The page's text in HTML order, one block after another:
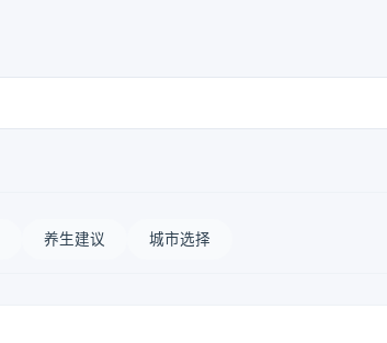
养生建议 城市选择